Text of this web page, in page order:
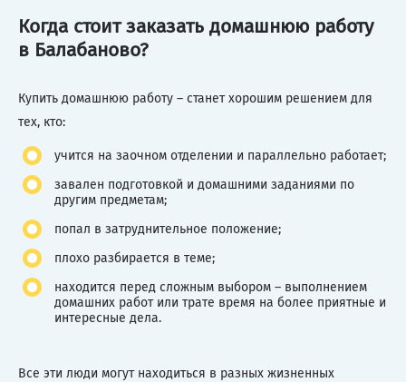
Когда стоит заказать домашнюю работу
в Балабаново?
Купить домашнюю работу – станет хорошим решением для
тех, кто:
учится на заочном отделении и параллельно работает;
завален подготовкой и домашними заданиями по
другим предметам;
попал в затруднительное положение;
плохо разбирается в теме;
находится перед сложным выбором – выполнением
домашних работ или трате время на более приятные и
интересные дела.
Все эти люди могут находиться в разных жизненных